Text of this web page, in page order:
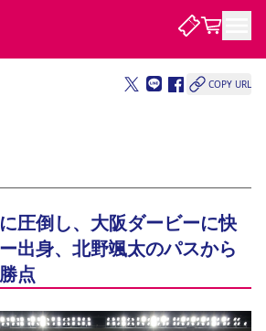
ュール メディア情報 アクセス
レディース
ーヤー
ジュール 価格・席種 購入方法
ーズンシート 福祉サービス
団体チケット
ービス
ズン記録 求人情報
COPY URL
圧倒し、大阪ダービーに快
出身、北野颯太のパスから
点